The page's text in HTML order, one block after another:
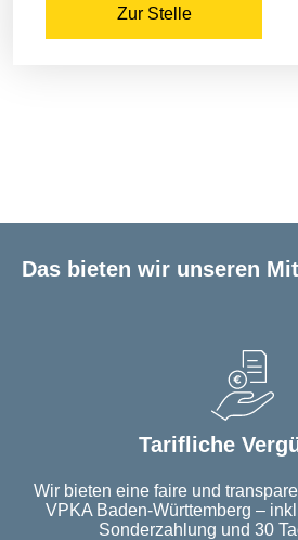
Zur Stelle
Das bieten wir unseren
Tarifliche
Wir bieten eine faire und
VPKA Baden-Württemberg –
Sonderzahlung und 30